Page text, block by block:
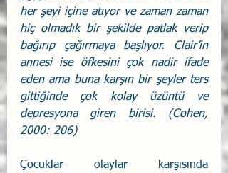
her şeyi içine atıyor ve zaman zaman
hiç olmadık bir şekilde patlak verip
bağırıp çağırmaya başlıyor. Clair’in
annesi ise öfkesini çok nadir ifade
eden ama buna karşın bir şeyler ters
gittiğinde çok kolay üzüntü ve
depresyona giren birisi. (Cohen,
2000: 206)
Çocuklar olaylar karşısında